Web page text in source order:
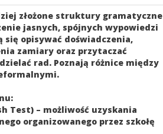
złożone struktury gramatyczne
jasnych, spójnych wypowiedzi
się opisywać doświadczenia,
zamiary oraz przytaczać
rad. Poznają różnice między
Test) – możliwość uzyskania
organizowanego przez szkołę